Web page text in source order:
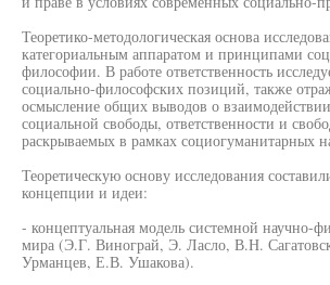
Теоретико-методологическая основа
категориальным аппаратом и принципами
философии. В работе ответственность
социально-философских позиций, также
осмысление общих выводов о
социальной свободы, ответственности и
раскрываемых в рамках социогуманитарных
Теоретическую основу исследования
концепции и идеи:
- концептуальная модель системной научно-
мира (Э.Г. Винограй, Э. Ласло, В.Н.
Урманцев, Е.В. Ушакова).